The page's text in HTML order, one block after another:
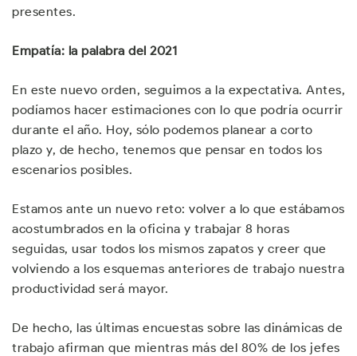
presentes.
Empatía: la palabra del 2021
En este nuevo orden, seguimos a la expectativa. Antes,
podíamos hacer estimaciones con lo que podría ocurrir
durante el año. Hoy, sólo podemos planear a corto
plazo y, de hecho, tenemos que pensar en todos los
escenarios posibles.
Estamos ante un nuevo reto: volver a lo que estábamos
acostumbrados en la oficina y trabajar 8 horas
seguidas, usar todos los mismos zapatos y creer que
volviendo a los esquemas anteriores de trabajo nuestra
productividad será mayor.
De hecho, las últimas encuestas sobre las dinámicas de
trabajo afirman que mientras más del 80% de los jefes